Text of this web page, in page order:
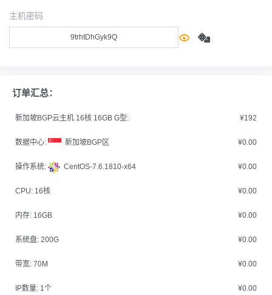
主机密码
订单汇总：
新加坡BGP云主机 16核 16GB G型: ¥192
数据中心: 新加坡BGP区 ¥0.00
操作系统: CentOS-7.6.1810-x64 ¥0.00
CPU: 16核 ¥0.00
内存: 16GB ¥0.00
系统盘: 200G ¥0.00
带宽: 70M ¥0.00
IP数量: 1个 ¥0.00